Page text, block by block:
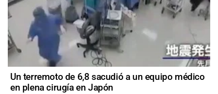
Un terremoto de 6,8 sacudió a un equipo médico
en plena cirugía en Japón